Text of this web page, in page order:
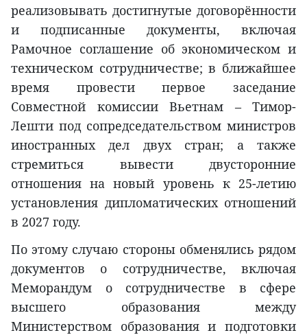
реализовывать достигнутые договорённости
и подписанные документы, включая
Рамочное соглашение об экономическом и
техническом сотрудничестве; в ближайшее
время провести первое заседание
Совместной комиссии Вьетнам – Тимор-
Лешти под сопредседательством министров
иностранных дел двух стран; а также
стремиться вывести двусторонние
отношения на новый уровень к 25-летию
установления дипломатических отношений
в 2027 году.
По этому случаю стороны обменялись рядом
документов о сотрудничестве, включая
Меморандум о сотрудничестве в сфере
высшего образования между
Министерством образования и подготовки